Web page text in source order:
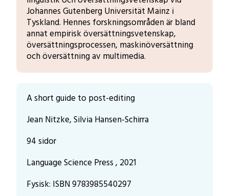
Johannes Gutenberg Universität Mainz i
Tyskland. Hennes forskningsområden är bland
annat empirisk översättningsvetenskap,
översättningsprocessen, maskinöversättning
och översättning av multimedia.
A short guide to post-editing
Jean Nitzke, Silvia Hansen-Schirra
94 sidor
Language Science Press , 2021
Fysisk: ISBN 9783985540297